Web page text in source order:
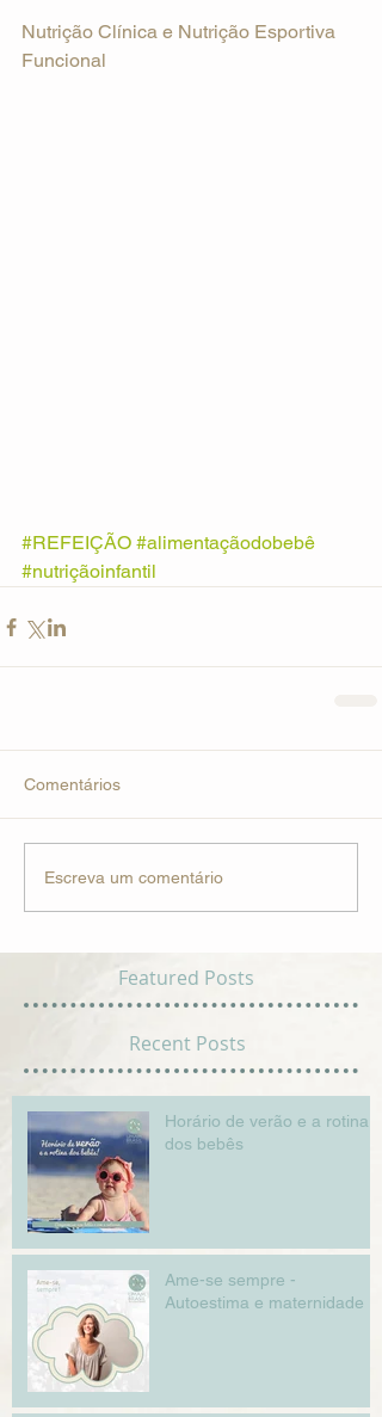
Nutrição Clínica e Nutrição Esportiva
Funcional
#REFEIÇÃO #alimentaçãodobebê
#nutriçãoinfantil
Comentários
Escreva um comentário
Featured Posts
Recent Posts
Horário de verão e a rotina
dos bebês
Ame-se sempre -
Autoestima e maternidade